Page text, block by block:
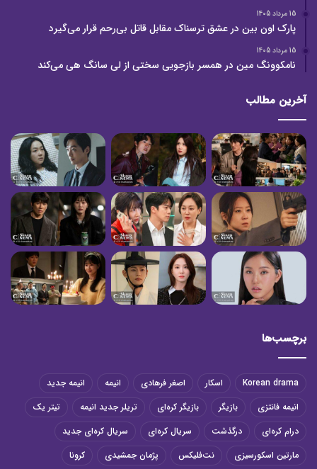
15 مرداد 1405
پارک اون بین در عشق ترسناک مقابل قاتل بی‌رحم قرار می‌گیرد
15 مرداد 1405
نامکوونگ مین در همسر بازجویی سختی از لی سانگ هی می‌کند
آخرین مطالب
برچسب‌ها
Korean drama اسکار اصغر فرهادی انیمه
انیمه جدید
انیمه فانتزی
بازیگر بازیگر کره‌ای تریلر جدید انیمه
تیتر یک
درام کره‌ای
درگذشت سریال کره‌ای
سریال کره‌ای جدید
مارتین اسکورسیزی
نت‌فلیکس پژمان جمشیدی کرونا